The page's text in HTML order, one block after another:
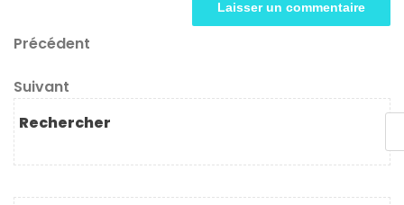
Navigation
de
l’article
Article
Précédent
Article
suivant
Suivant
Rechercher